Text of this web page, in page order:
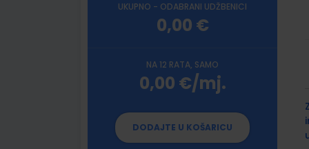
UKUPNO - ODABRANI UDŽBENICI
0,00 €
NA 12 RATA, SAMO
0,00 €/mj.
DODAJTE U KOŠARICU